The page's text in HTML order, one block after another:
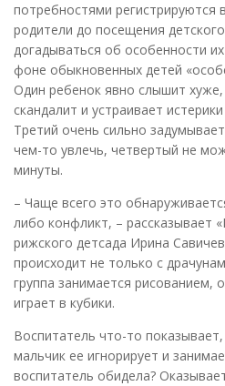
потребностями
родители до посещения
догадываться об особенности
фоне обыкновенных детей
Один ребенок явно слышит
скандалит и устраивает
Третий очень сильно
чем-то увлечь, четвертый не
минуты.
– Чаще всего это
либо конфликт, – рассказывает
рижского детсада Ирина
происходит не только с
группа занимается рисованием,
играет в кубики.
Воспитатель что-то
мальчик ее игнорирует и
воспитатель обидела?